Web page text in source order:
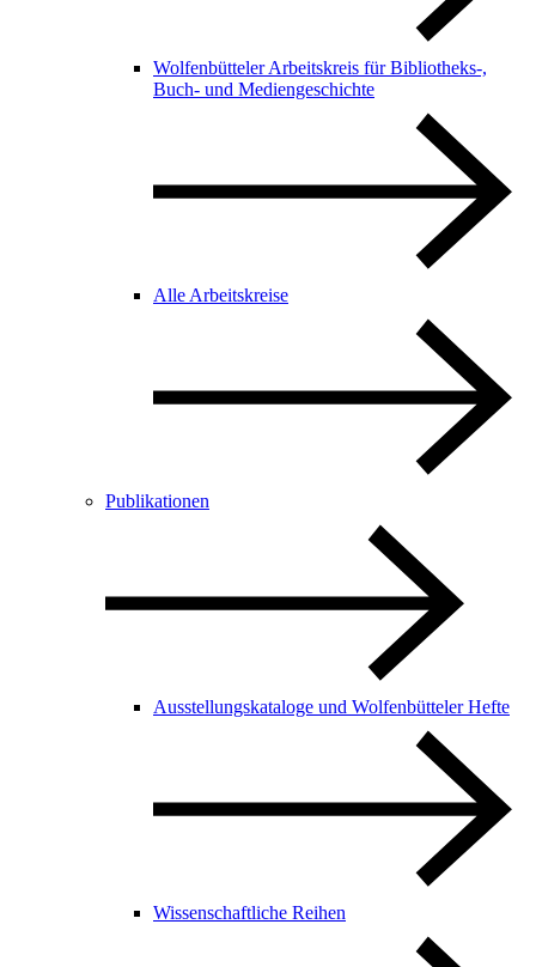
Wolfenbütteler Arbeitskreis für Bibliotheks-,
Buch- und Mediengeschichte
Alle Arbeitskreise
Publikationen
Ausstellungskataloge und Wolfenbütteler Hefte
Wissenschaftliche Reihen